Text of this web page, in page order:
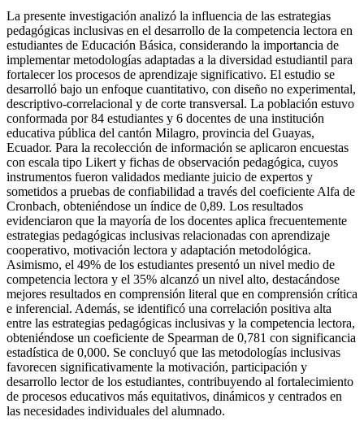
La presente investigación analizó la influencia de las estrategias
pedagógicas inclusivas en el desarrollo de la competencia lectora en
estudiantes de Educación Básica, considerando la importancia de
implementar metodologías adaptadas a la diversidad estudiantil para
fortalecer los procesos de aprendizaje significativo. El estudio se
desarrolló bajo un enfoque cuantitativo, con diseño no experimental,
descriptivo-correlacional y de corte transversal. La población estuvo
conformada por 84 estudiantes y 6 docentes de una institución
educativa pública del cantón Milagro, provincia del Guayas,
Ecuador. Para la recolección de información se aplicaron encuestas
con escala tipo Likert y fichas de observación pedagógica, cuyos
instrumentos fueron validados mediante juicio de expertos y
sometidos a pruebas de confiabilidad a través del coeficiente Alfa de
Cronbach, obteniéndose un índice de 0,89. Los resultados
evidenciaron que la mayoría de los docentes aplica frecuentemente
estrategias pedagógicas inclusivas relacionadas con aprendizaje
cooperativo, motivación lectora y adaptación metodológica.
Asimismo, el 49% de los estudiantes presentó un nivel medio de
competencia lectora y el 35% alcanzó un nivel alto, destacándose
mejores resultados en comprensión literal que en comprensión crítica
e inferencial. Además, se identificó una correlación positiva alta
entre las estrategias pedagógicas inclusivas y la competencia lectora,
obteniéndose un coeficiente de Spearman de 0,781 con significancia
estadística de 0,000. Se concluyó que las metodologías inclusivas
favorecen significativamente la motivación, participación y
desarrollo lector de los estudiantes, contribuyendo al fortalecimiento
de procesos educativos más equitativos, dinámicos y centrados en
las necesidades individuales del alumnado.